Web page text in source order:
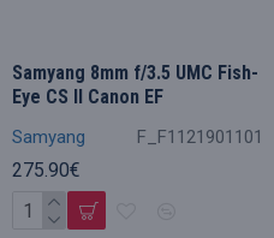
Samyang F_F1121901101
Samyang 8mm f/3.5 UMC Fish-
Eye CS II Canon EF
275.90€